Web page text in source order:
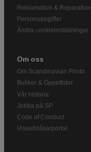
Reklamation & Reparation
Personuppgifter
Ändra cookieinställningar
Om oss
Om Scandinavian Photo
Butiker & Öppettider
Vår historia
Jobba på SP
Code of Conduct
Visselblåsarportal